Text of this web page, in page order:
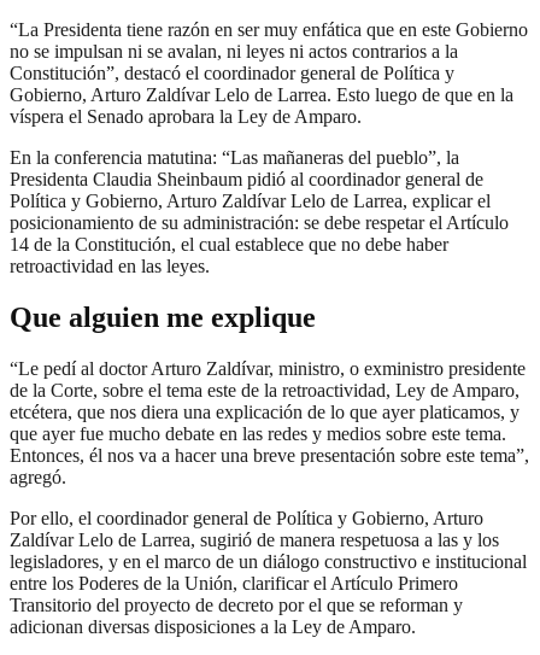
“La Presidenta tiene razón en ser muy enfática que en este Gobierno
no se impulsan ni se avalan, ni leyes ni actos contrarios a la
Constitución”, destacó el coordinador general de Política y
Gobierno, Arturo Zaldívar Lelo de Larrea. Esto luego de que en la
víspera el Senado aprobara la Ley de Amparo.
En la conferencia matutina: “Las mañaneras del pueblo”, la
Presidenta Claudia Sheinbaum pidió al coordinador general de
Política y Gobierno, Arturo Zaldívar Lelo de Larrea, explicar el
posicionamiento de su administración: se debe respetar el Artículo
14 de la Constitución, el cual establece que no debe haber
retroactividad en las leyes.
Que alguien me explique
“Le pedí al doctor Arturo Zaldívar, ministro, o exministro presidente
de la Corte, sobre el tema este de la retroactividad, Ley de Amparo,
etcétera, que nos diera una explicación de lo que ayer platicamos, y
que ayer fue mucho debate en las redes y medios sobre este tema.
Entonces, él nos va a hacer una breve presentación sobre este tema”,
agregó.
Por ello, el coordinador general de Política y Gobierno, Arturo
Zaldívar Lelo de Larrea, sugirió de manera respetuosa a las y los
legisladores, y en el marco de un diálogo constructivo e institucional
entre los Poderes de la Unión, clarificar el Artículo Primero
Transitorio del proyecto de decreto por el que se reforman y
adicionan diversas disposiciones a la Ley de Amparo.